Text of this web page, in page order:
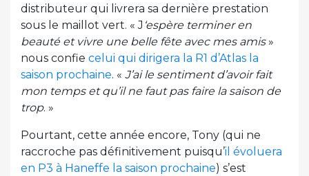
distributeur qui livrera sa dernière prestation
sous le maillot vert. « J ‘espère terminer en
beauté et vivre une belle fête avec mes amis»
nous confie celui qui dirigera la R1 d’Atlas la
saison prochaine. « J’ai le sentiment d’avoir fait
mon temps et qu’il ne faut pas faire la saison de
trop. »
Pourtant, cette année encore, Tony (qui ne
raccroche pas définitivement puisqu’il évoluera
en P3 à Haneffe la saison prochaine) s’est